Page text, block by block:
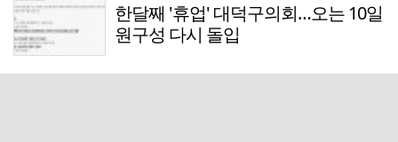
한달째 '휴업' 대덕구의회…오는 10일
원구성 다시 돌입